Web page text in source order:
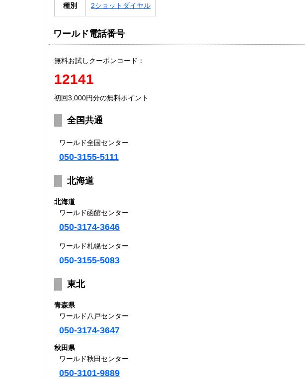
種別 2ショットダイヤル
ワールド電話番号
無料お試しクーポンコード：
12141
初回3,000円分の無料ポイント
全国共通
ワールド全国センター
050-3155-5111
北海道
北海道
ワールド函館センター
050-3174-3646
ワールド札幌センター
050-3155-5083
東北
青森県
ワールド八戸センター
050-3174-3647
秋田県
ワールド秋田センター
050-3101-9889